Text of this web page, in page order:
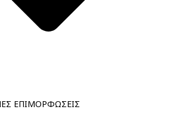
ΕΠΙΜΟΡΦΩΣΕΙΣ